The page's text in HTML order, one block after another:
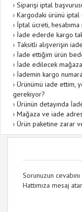
› Siparişi iptal
› Kargodaki ürünü
› İptal ücreti, hesabıma
› İade ederde kargo
› Taksitli alışverişin
› İade ettiğim ürün
› İade edilecek
› İademin kargo
› Ürünümü iade ettim,
gerekiyor?
› Ürünün detayında
› Mağaza ve iade
› Ürün paketine zarar
Sorunuzun
Hattımıza mesaj